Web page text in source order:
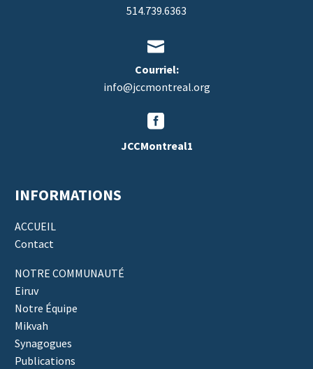
514.739.6363


Courriel:
info@jccmontreal.org


JCCMontreal1
INFORMATIONS
ACCUEIL
Contact
NOTRE COMMUNAUTÉ
Eiruv
Notre Équipe
Mikvah
Synagogues
Publications